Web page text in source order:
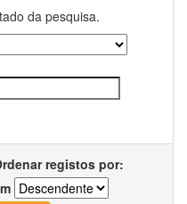
da pesquisa.
registos por: